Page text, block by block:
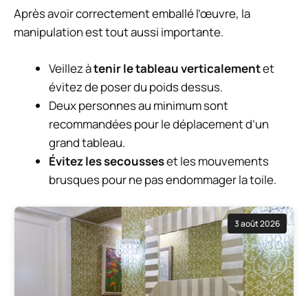
Après avoir correctement emballé l’œuvre, la
manipulation est tout aussi importante.
Veillez àtenir le tableau verticalementet
évitez de poser du poids dessus.
Deux personnes au minimum sont
recommandées pour le déplacement d’un
grand tableau.
Évitez les secousseset les mouvements
brusques pour ne pas endommager la toile.
3 août 2026